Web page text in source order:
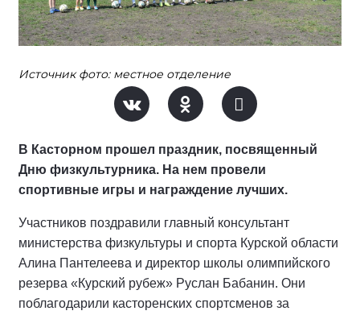
Источник фото: местное отделение
В Касторном прошел праздник, посвященный
Дню физкультурника. На нем провели
спортивные игры и награждение лучших.
Участников поздравили главный консультант
министерства физкультуры и спорта Курской области
Алина Пантелеева и директор школы олимпийского
резерва «Курский рубеж» Руслан Бабанин. Они
поблагодарили касторенских спортсменов за